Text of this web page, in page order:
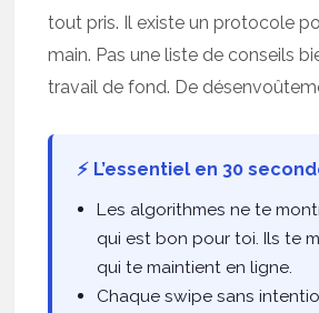
tout pris. Il existe un protocole
main. Pas une liste de conseils
travail de fond. De
⚡ L’essentiel en 30
Les algorithmes ne te
qui est bon pour toi. Ils te
qui te maintient en ligne.
Chaque swipe sans